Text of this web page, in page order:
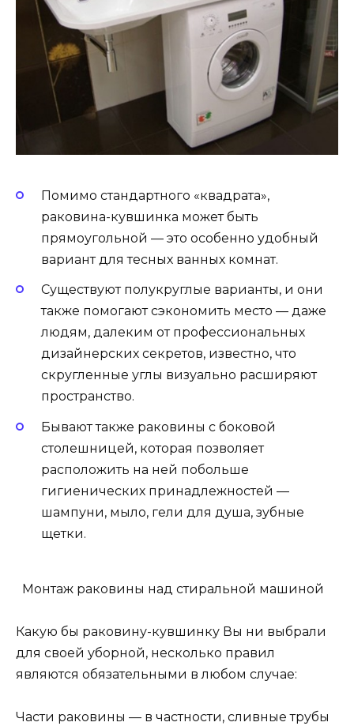
Помимо стандартного «квадрата»,
раковина-кувшинка может быть
прямоугольной — это особенно удобный
вариант для тесных ванных комнат.
Существуют полукруглые варианты, и они
также помогают сэкономить место — даже
людям, далеким от профессиональных
дизайнерских секретов, известно, что
скругленные углы визуально расширяют
пространство.
Бывают также раковины с боковой
столешницей, которая позволяет
расположить на ней побольше
гигиенических принадлежностей —
шампуни, мыло, гели для душа, зубные
щетки.
Монтаж раковины над стиральной машиной
Какую бы раковину-кувшинку Вы ни выбрали
для своей уборной, несколько правил
являются обязательными в любом случае:
Части раковины — в частности, сливные трубы